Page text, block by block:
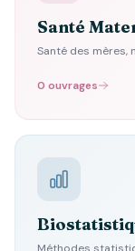
Santé
Santé des mères,
0 ouvrages